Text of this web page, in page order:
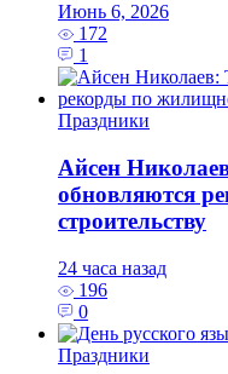
Июнь 6, 2026
172
1
Праздники
Айсен
обновляются
строительству
24 часа назад
196
0
Праздники